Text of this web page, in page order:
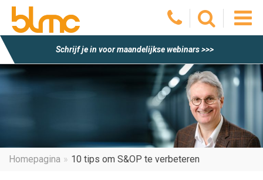
Schrijf je in voor maandelijkse webinars >>>
Homepagina 10 tips om S&OP te verbeteren